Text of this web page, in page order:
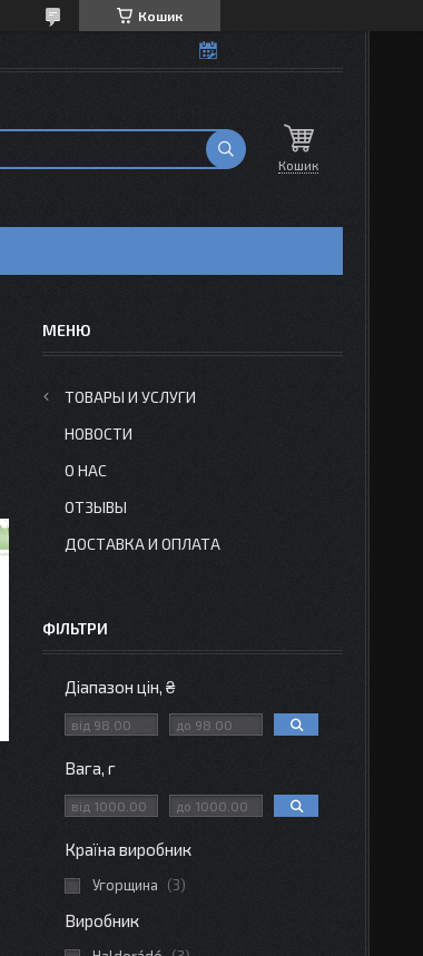
Кошик
Кошик
ТОВАРЫ И УСЛУГИ
НОВОСТИ
О НАС
ОТЗЫВЫ
ДОСТАВКА И ОПЛАТА
ФІЛЬТРИ
Діапазон цін, ₴
Вага, г
Країна виробник
Угорщина 3
Виробник